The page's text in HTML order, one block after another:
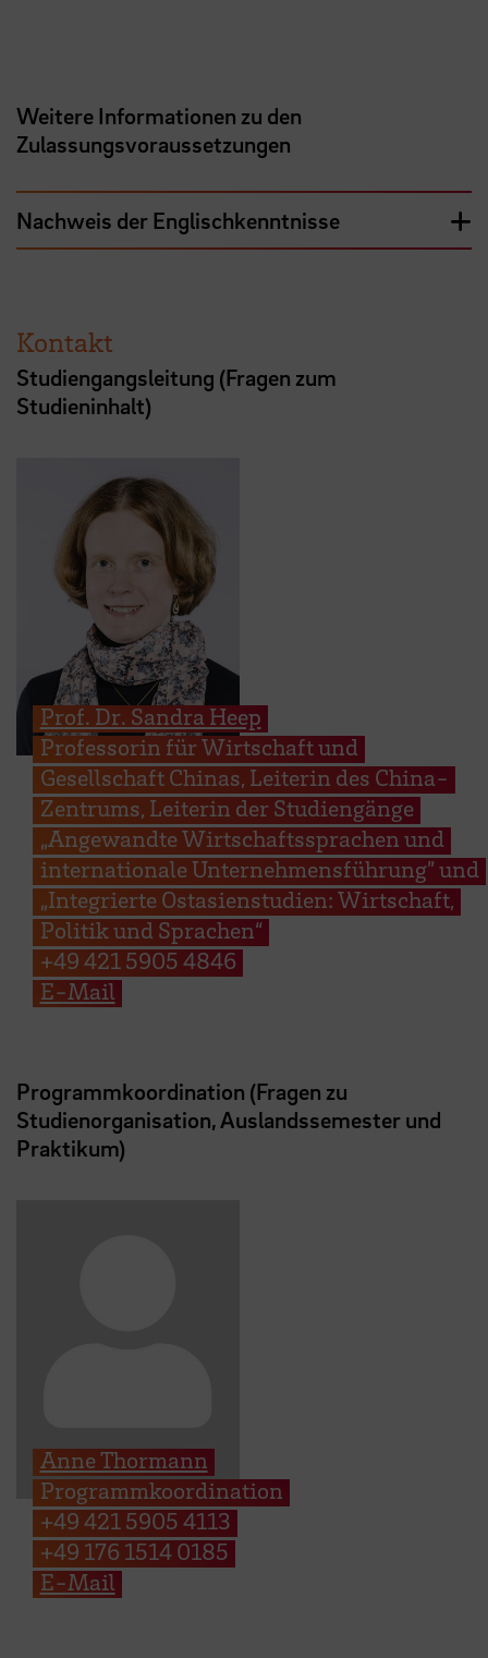
Weitere Informationen zu den
Zulassungsvoraussetzungen
Nachweis der Englischkenntnisse
Kontakt
Studiengangsleitung (Fragen zum
Studieninhalt)
Prof. Dr. Sandra Heep
Professorin für Wirtschaft und
Gesellschaft Chinas, Leiterin des China-
Zentrums, Leiterin der Studiengänge
„Angewandte Wirtschaftssprachen und
internationale Unternehmensführung” und
„Integrierte Ostasienstudien: Wirtschaft,
Politik und Sprachen“
+49 421 5905 4846
E-Mail
Programmkoordination (Fragen zu
Studienorganisation, Auslandssemester und
Praktikum)
Anne Thormann
Programmkoordination
+49 421 5905 4113
+49 176 1514 0185
E-Mail